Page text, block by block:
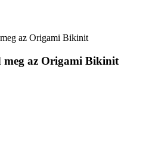
az Origami Bikinit
az Origami Bikinit